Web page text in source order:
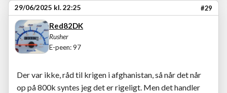
29/06/2025 kl. 22:25 #29
Red82DK
Rusher
E-peen: 97
Der var ikke, råd til krigen i afghanistan, så når det når
op på 800k syntes jeg det er rigeligt. Men det handler